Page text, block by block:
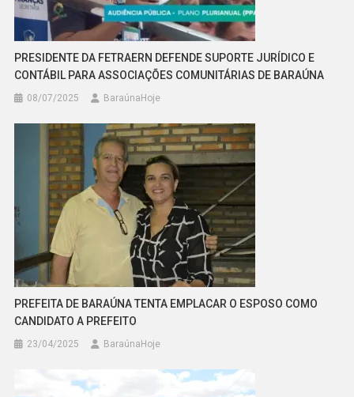
PRESIDENTE DA FETRAERN DEFENDE SUPORTE JURÍDICO E
CONTÁBIL PARA ASSOCIAÇÕES COMUNITÁRIAS DE BARAÚNA
08/07/2025 BaraúnaHoje
PREFEITA DE BARAÚNA TENTA EMPLACAR O ESPOSO COMO
CANDIDATO A PREFEITO
23/04/2025 BaraúnaHoje